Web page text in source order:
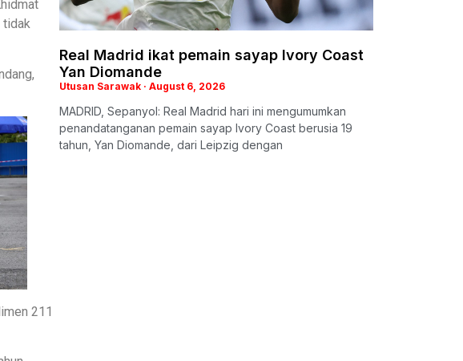
tidak
211
Real Madrid ikat pemain sayap Ivory Coast
Yan Diomande
Utusan Sarawak August 6, 2026
MADRID, Sepanyol: Real Madrid hari ini mengumumkan
penandatanganan pemain sayap Ivory Coast berusia 19
tahun, Yan Diomande, dari Leipzig dengan